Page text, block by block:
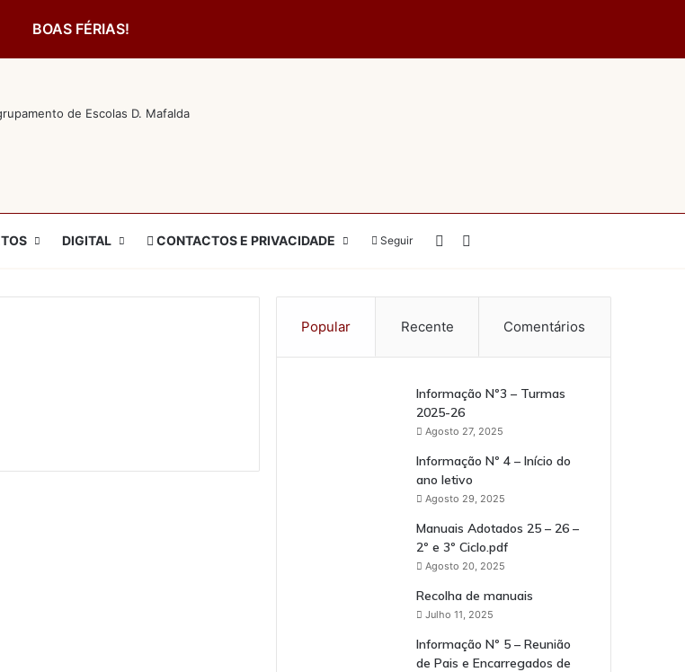
BOAS FÉRIAS!
DIGITAL CONTACTOS E PRIVACIDADE Seguir Switch skin
Popular Recente Comentários
Informação Nº3 – Turmas
2025-26
Agosto 27, 2025
Informação Nº 4 – Início do
ano letivo
Agosto 29, 2025
Manuais Adotados 25 – 26 –
2º e 3º Ciclo.pdf
Agosto 20, 2025
Recolha de manuais
Julho 11, 2025
Informação Nº 5 – Reunião
de Pais e Encarregados de